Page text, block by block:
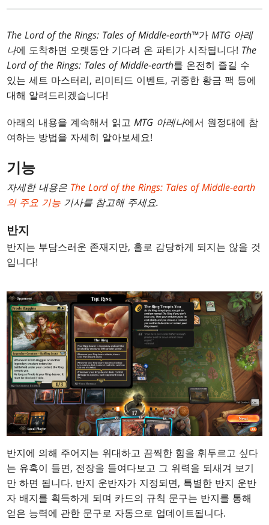
The Lord of the Rings: Tales of Middle-earth™가MTG 아레
나에 도착하면 오랫동안 기다려 온 파티가 시작됩니다! The
Lord of the Rings: Tales of Middle-earth를 온전히 즐길 수
있는 세트 마스터리, 리미티드 이벤트, 귀중한 황금 팩 등에
대해 알려드리겠습니다!
아래의 내용을 계속해서 읽고MTG 아레나에서 원정대에 참
여하는 방법을 자세히 알아보세요!
기능
자세한 내용은 The Lord of the Rings: Tales of Middle-earth
의 주요 기능 기사를 참고해 주세요.
반지
반지는 부담스러운 존재지만, 홀로 감당하게 되지는 않을 것
입니다!
반지에 의해 주어지는 위대하고 끔찍한 힘을 휘두르고 싶다
는 유혹이 들면, 전장을 들여다보고 그 위력을 되새겨 보기
만 하면 됩니다. 반지 운반자가 지정되면, 특별한 반지 운반
자 배지를 획득하게 되며 카드의 규칙 문구는 반지를 통해
얻은 능력에 관한 문구로 자동으로 업데이트됩니다.